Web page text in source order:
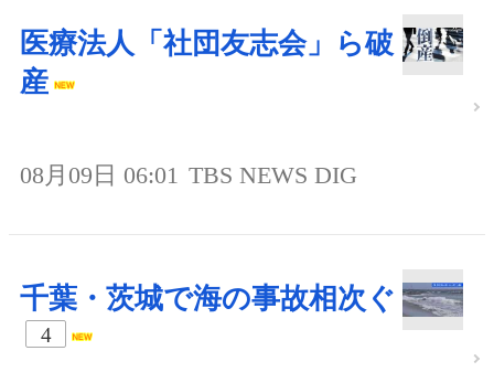
医療法人「社団友志会」ら破
産
08月09日 06:01 TBS NEWS DIG
千葉・茨城で海の事故相次ぐ
4